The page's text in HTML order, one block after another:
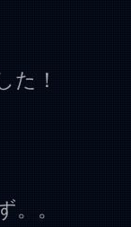
た！
。。